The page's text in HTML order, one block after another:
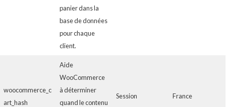
panier dans la
base de données
pour chaque
client.
woocommerce_c
art_hash
Aide
WooCommerce
à déterminer
quand le contenu
Session France